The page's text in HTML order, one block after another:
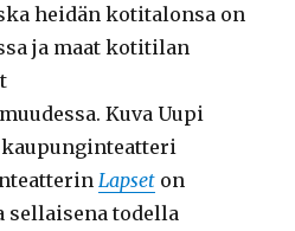
heidän kotitalonsa on
ja maat kotitilan
Kuva Uupi
Lapset on
sellaisena todella